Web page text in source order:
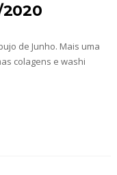
de Junho. Mais uma
colagens e washi